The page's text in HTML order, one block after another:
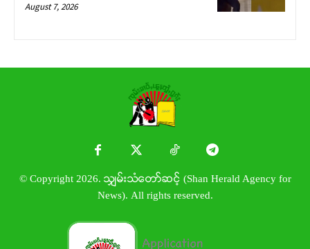
August 7, 2026
© Copyright 2026. သျှမ်းသံတော်ဆင့် (Shan Herald Agency for
News). All rights reserved.